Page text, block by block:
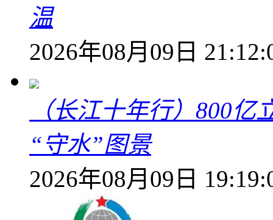
温
2026年08月09日
（长江十年行）800
“守水”图景
2026年08月09日